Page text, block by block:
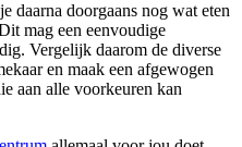
daarna doorgaans nog wat eten
mag een eenvoudige
Vergelijk daarom de diverse
en maak een afgewogen
aan alle voorkeuren kan